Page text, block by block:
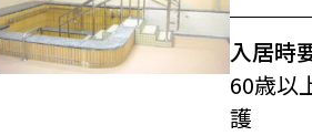
入居時
60歳以
護